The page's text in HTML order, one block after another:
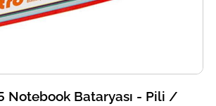
Notebook Bataryası - Pili /